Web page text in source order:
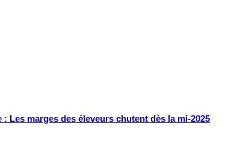
: Les marges des éleveurs chutent dès la mi-2025